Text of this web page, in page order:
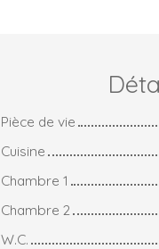
Pièce de vie
Cuisine
Chambre 1
Chambre 2
W.C.